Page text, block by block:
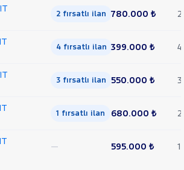
2 fırsatlı ilan 780.000 ₺ 2
4 fırsatlı ilan 399.000 ₺ 4
3 fırsatlı ilan 550.000 ₺ 3
1 fırsatlı ilan 680.000 ₺ 2
— 595.000 ₺ 1